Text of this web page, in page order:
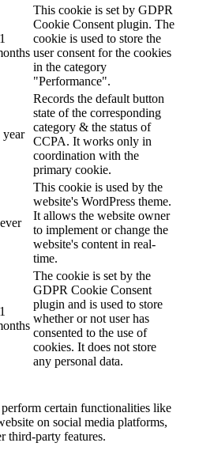
This cookie is set by GDPR
Cookie Consent plugin. The
cookie is used to store the
user consent for the cookies
in the category
"Performance".
year
Records the default button
state of the corresponding
category & the status of
CCPA. It works only in
coordination with the
primary cookie.
This cookie is used by the
website's WordPress theme.
It allows the website owner
to implement or change the
website's content in real-
time.
The cookie is set by the
GDPR Cookie Consent
plugin and is used to store
whether or not user has
consented to the use of
cookies. It does not store
any personal data.
certain functionalities like
on social media platforms,
third-party features.